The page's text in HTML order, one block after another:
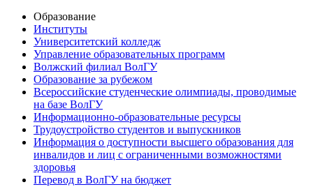
Образование
Институты
Университетский колледж
Управление образовательных программ
Волжский филиал ВолГУ
Образование за рубежом
Всероссийские студенческие олимпиады, проводимые
на базе ВолГУ
Информационно-образовательные ресурсы
Трудоустройство студентов и выпускников
Информация о доступности высшего образования для
инвалидов и лиц с ограниченными возможностями
здоровья
Перевод в ВолГУ на бюджет